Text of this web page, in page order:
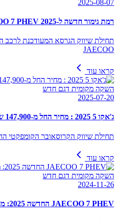
2025-08-07
רמת גימור חדשה ל-JAECOO 7 PHEV 2025
תחילת שיווק הגרסא המעודכנת לרכב
JAECOO
קראו עוד
השקה מקומית דגם חדש
2025-07-20
ג'אקו 5 2025 : מחיר החל מ-147,900 ש"ח
תחילת שיווק הקרוסאובר הקומפקטי
קראו עוד
השקה מקומית דגם חדש
2024-11-26
JAECOO 7 PHEV החדשה 2025: מחיר החל מ- 189,990 ש"ח